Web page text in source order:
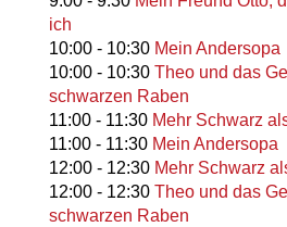
ich
10:00- 10:30 Mein Andersopa
10:00- 10:30 Theo und das
schwarzen Raben
11:00- 11:30 Mehr Schwarz
11:00- 11:30 Mein Andersopa
12:00- 12:30 Mehr Schwarz
12:00- 12:30 Theo und das
schwarzen Raben